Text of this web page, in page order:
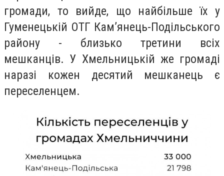
громади, то вийде, що найбільше їх у
Гуменецькій ОТГ Кам’янець-Подільського
району - близько третини всіх
мешканців. У Хмельницькій же громаді
наразі кожен десятий мешканець є
переселенцем.